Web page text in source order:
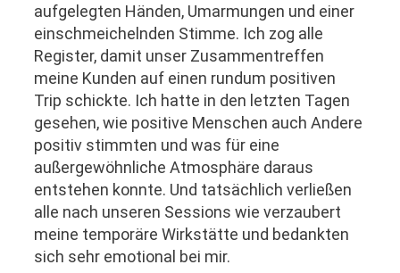
aufgelegten Händen, Umarmungen und einer
einschmeichelnden Stimme. Ich zog alle
Register, damit unser Zusammentreffen
meine Kunden auf einen rundum positiven
Trip schickte. Ich hatte in den letzten Tagen
gesehen, wie positive Menschen auch Andere
positiv stimmten und was für eine
außergewöhnliche Atmosphäre daraus
entstehen konnte. Und tatsächlich verließen
alle nach unseren Sessions wie verzaubert
meine temporäre Wirkstätte und bedankten
sich sehr emotional bei mir.